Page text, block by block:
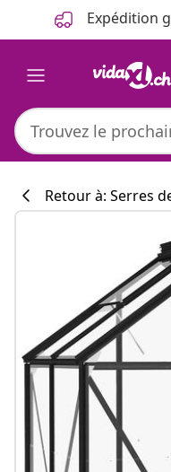
Précédent Expédition
Retour à: Serres